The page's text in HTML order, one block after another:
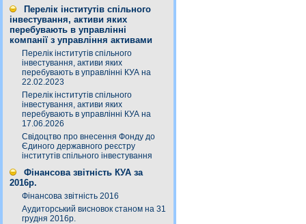
Перелік інститутів спільного
інвестування, активи яких
перебувають в управлінні
компанії з управління активами
Перелік інститутів спільного
інвестування, активи яких
перебувають в управлінні КУА на
22.02.2023
Перелік інститутів спільного
інвестування, активи яких
перебувають в управлінні КУА на
17.06.2026
Свідоцтво про внесення Фонду до
Єдиного державного реєстру
інститутів спільного інвестування
Фінансова звітність КУА за
2016р.
Фінансова звітність 2016
Аудиторський висновок станом на 31
грудня 2016р.